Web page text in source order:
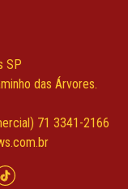
SP
das Árvores.
71 3341-2166